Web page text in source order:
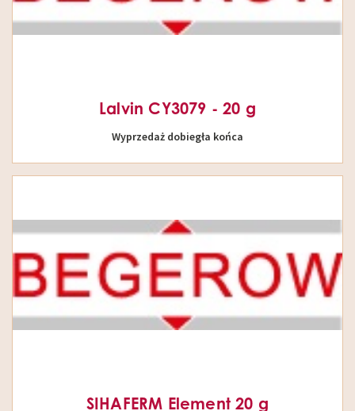
Lalvin CY3079 - 20 g
Wyprzedaż dobiegła końca
SIHAFERM Element 20 g